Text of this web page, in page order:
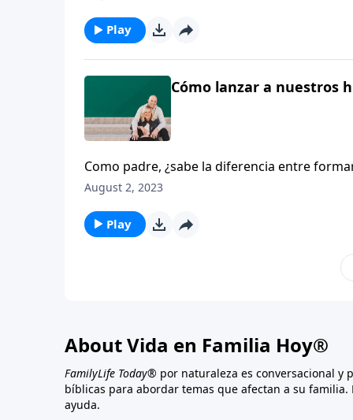
son las cosas principales y asegurarnos de
Play
Cómo lanzar a nuestros
Como padre, ¿sabe la diferencia entre
preguntamos por qué aunque criamos a
apasionado por Dios. Esto se debe a que
relación del corazón que llega a través del
August 2, 2023
Play
About Vida en Familia Hoy®
FamilyLife Today® por naturaleza es conversacional y
bíblicas para abordar temas que afectan a su
ayuda.